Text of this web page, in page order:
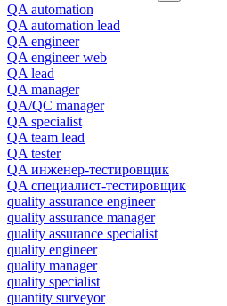
QA automation
QA automation lead
QA engineer
QA engineer web
QA lead
QA manager
QA/QC manager
QA specialist
QA team lead
QA tester
QA инженер-тестировщик
QA специалист-тестировщик
quality assurance engineer
quality assurance manager
quality assurance specialist
quality engineer
quality manager
quality specialist
quantity surveyor